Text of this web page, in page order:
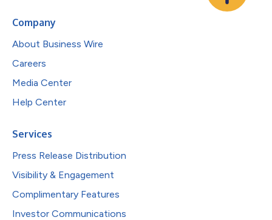
Company
About Business Wire
Careers
Media Center
Help Center
Services
Press Release Distribution
Visibility & Engagement
Complimentary Features
Investor Communications